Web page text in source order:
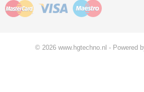
© 2026 www.hgtechno.nl - Powered